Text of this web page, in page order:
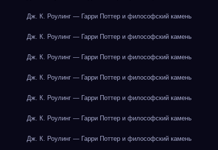
Дж. К. Роулинг — Гарри Поттер и философский камень
Дж. К. Роулинг — Гарри Поттер и философский камень
Дж. К. Роулинг — Гарри Поттер и философский камень
Дж. К. Роулинг — Гарри Поттер и философский камень
Дж. К. Роулинг — Гарри Поттер и философский камень
Дж. К. Роулинг — Гарри Поттер и философский камень
Дж. К. Роулинг — Гарри Поттер и философский камень